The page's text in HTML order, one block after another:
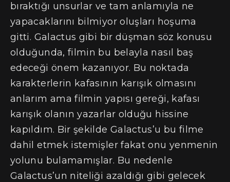
bıraktığı unsurlar ve tam anlamıyla ne
yapacaklarını bilmiyor oluşları hoşuma
gitti. Galactus gibi bir düşman söz konusu
olduğunda, filmin bu belayla nasıl baş
edeceği önem kazanıyor. Bu noktada
karakterlerin kafasının karışık olmasını
anlarım ama filmin yapısı gereği, kafası
karışık olanın yazarlar olduğu hissine
kapıldım. Bir şekilde Galactus’u bu filme
dahil etmek istemişler fakat onu yenmenin
yolunu bulamamışlar. Bu nedenle
Galactus’un niteliği azaldığı gibi gelecek